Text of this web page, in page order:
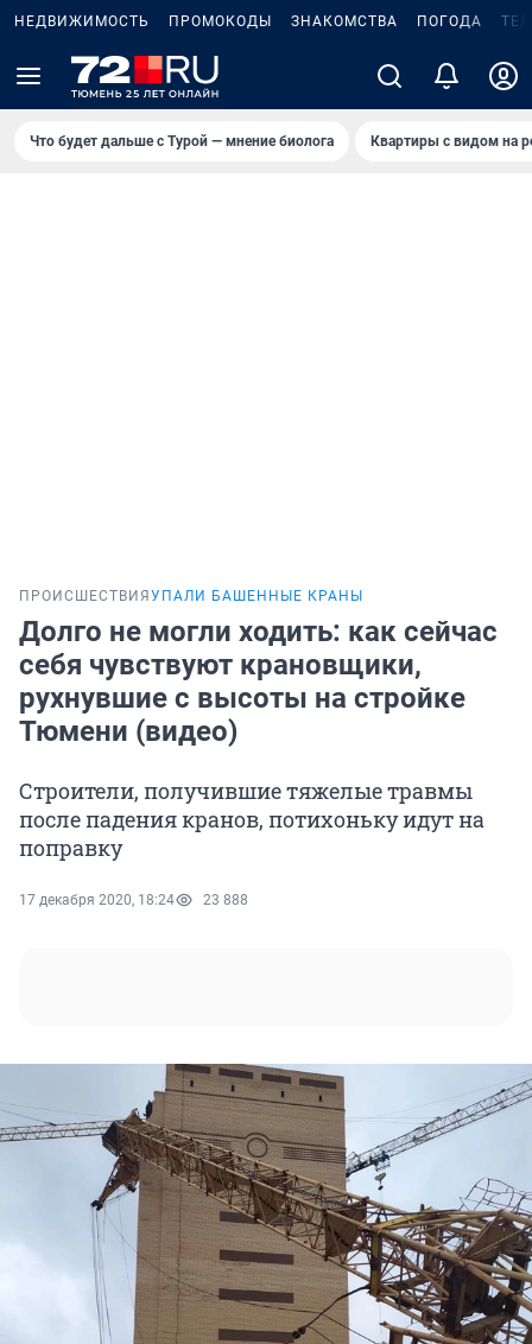
НЕДВИЖИМОСТЬ ПРОМОКОДЫ ЗНАКОМСТВА ПОГОДА
Что будет дальше с Турой — мнение биолога Квартиры с видом на
ПРОИСШЕСТВИЯ УПАЛИ БАШЕННЫЕ КРАНЫ
Долго не могли ходить: как сейчас
себя чувствуют крановщики,
рухнувшие с высоты на стройке
Тюмени (видео)
Строители, получившие тяжелые травмы
после падения кранов, потихоньку идут на
поправку
17 декабря 2020, 18:24 23 888